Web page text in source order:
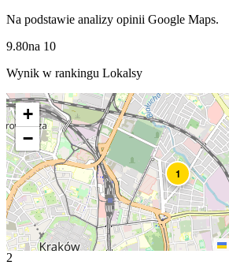
Na podstawie analizy opinii Google Maps.
9.80na 10
Wynik w rankingu Lokalsy
1
+
−
2